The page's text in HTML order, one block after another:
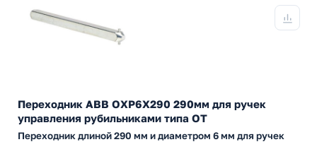
Переходник ABB ОХP6X290 290мм для ручек
управления рубильниками типа ОТ
Переходник длиной 290 мм и диаметром 6 мм для ручек